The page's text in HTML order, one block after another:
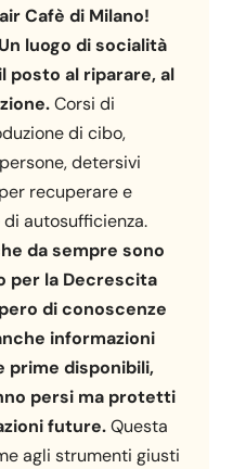
Cafè di Milano!
luogo di socialità
posto al riparare, al
Corsi di
di cibo,
detersivi
recuperare e
autosufficienza.
da sempre sono
per la Decrescita
di conoscenze
informazioni
prime disponibili,
persi ma protetti
future.Questa
agli strumenti giusti